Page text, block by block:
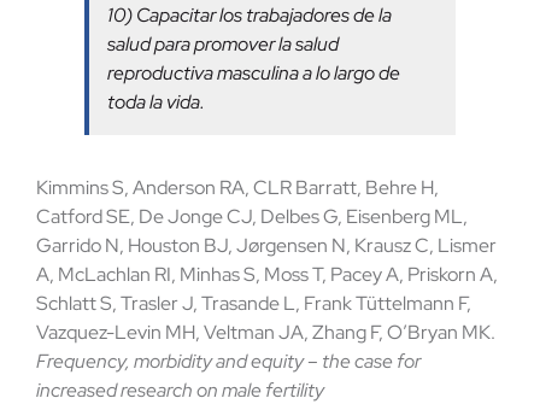
10) Capacitar los trabajadores de la
salud para promover la salud
reproductiva masculina a lo largo de
toda la vida.
Kimmins S, Anderson RA, CLR Barratt, Behre H,
Catford SE, De Jonge CJ, Delbes G, Eisenberg ML,
Garrido N, Houston BJ, Jørgensen N, Krausz C, Lismer
A, McLachlan RI, Minhas S, Moss T, Pacey A, Priskorn A,
Schlatt S, Trasler J, Trasande L, Frank Tüttelmann F,
Vazquez-Levin MH, Veltman JA, Zhang F, O’Bryan MK.
Frequency, morbidity and equity – the case for
increased research on male fertility